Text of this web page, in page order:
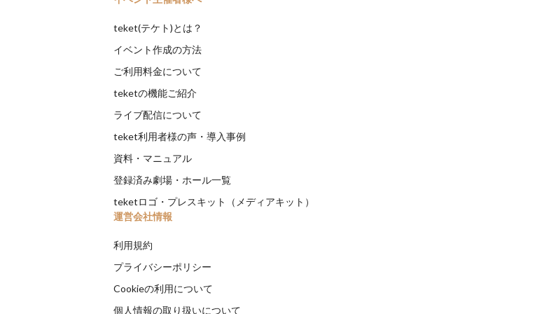
teket(テケト)とは？
イベント作成の方法
ご利用料金について
teketの機能ご紹介
ライブ配信について
teket利用者様の声・導入事例
資料・マニュアル
登録済み劇場・ホール一覧
teketロゴ・プレスキット（メディアキット）
運営会社情報
利用規約
プライバシーポリシー
Cookieの利用について
個人情報の取り扱いについて